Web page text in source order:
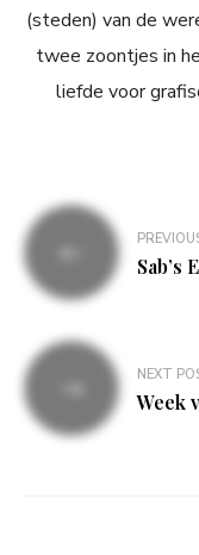
(steden) van de
twee zoontjes in
liefde voor
Bericht
navigatieSab’s
NEXT
Week